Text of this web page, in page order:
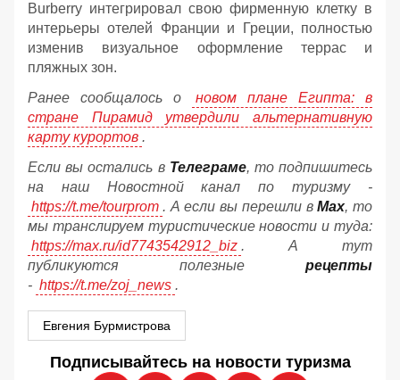
Burberry интегрировал свою фирменную клетку в
интерьеры отелей Франции и Греции, полностью
изменив визуальное оформление террас и
пляжных зон.
Ранее сообщалось о
новом плане Египта: в
стране Пирамид утвердили альтернативную
карту курортов .
Если вы остались в Телеграме, то подпишитесь
на наш Новостной канал по туризму -
https://t.me/tourprom . А если вы перешли вМах, то
мы транслируем туристические новости и туда:
https://max.ru/id7743542912_biz . А тут
публикуются полезные рецепты
- https://t.me/zoj_news .
Евгения Бурмистрова
Подписывайтесь на новости туризма